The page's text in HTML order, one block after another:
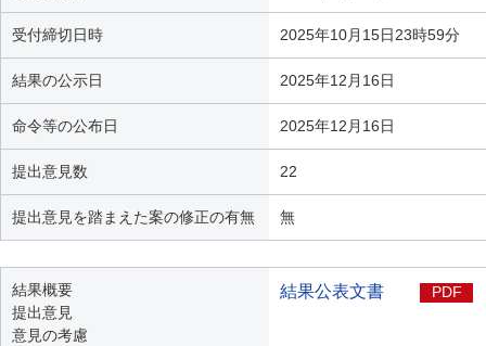
受付締切日時 2025年10月15日23時59分
結果の公示日 2025年12月16日
命令等の公布日 2025年12月16日
提出意見数 22
提出意見を踏まえた案の修正の有無 無
結果概要
提出意見
意見の考慮
結果公表文書 PDF